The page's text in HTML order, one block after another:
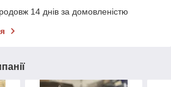
14 днів за домовленістю